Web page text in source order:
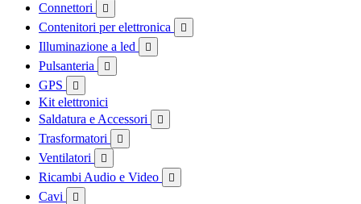
Connettori

Contenitori per elettronica 
Illuminazione a led 
Pulsanteria 
GPS 
Kit elettronici
Saldatura e Accessori

Trasformatori 
Ventilatori 
Ricambi Audio e Video 
Cavi 